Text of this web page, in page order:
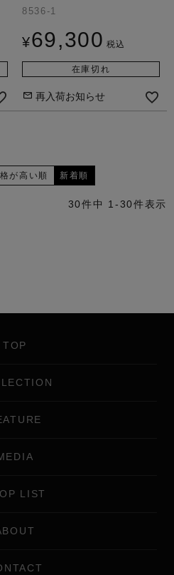
8536-1
¥69,300 税込
在庫切れ
再入荷お知らせ
が高い順 新着順
30件中 1 -30件表示
TOP
LIST